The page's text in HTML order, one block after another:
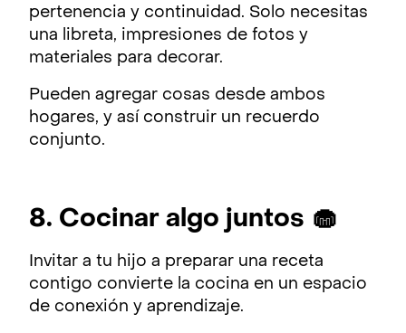
pertenencia y continuidad. Solo necesitas
una libreta, impresiones de fotos y
materiales para decorar.
Pueden agregar cosas desde ambos
hogares, y así construir un recuerdo
conjunto.
8. Cocinar algo juntos 🧁
Invitar a tu hijo a preparar una receta
contigo convierte la cocina en un espacio
de conexión y aprendizaje.